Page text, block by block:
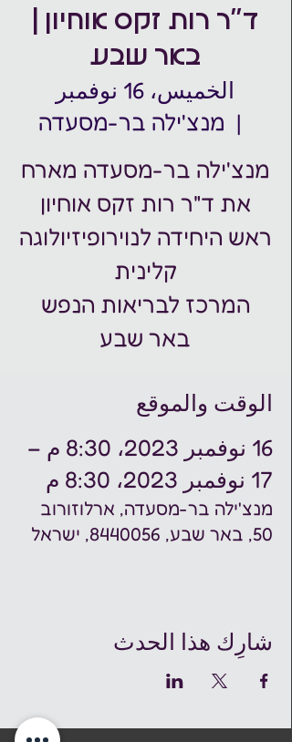
ד"ר רות זקס אוחיון |
באר שבע
الخميس، 16 نوفمبر
  |
מנצ'ילה בר-מסעדה
ראש היחידה לנוירופיזיולוגה
המרכז לבריאות הנפש
באר שבע
الوقت والموقع
16 نوفمبر 2023، 8:30 م –
17 نوفمبر 2023، 8:30 م
מנצ'ילה בר-מסעדה, ארלוזורוב
50, באר שבע, 8440056, ישראל
شارِك هذا الحدث